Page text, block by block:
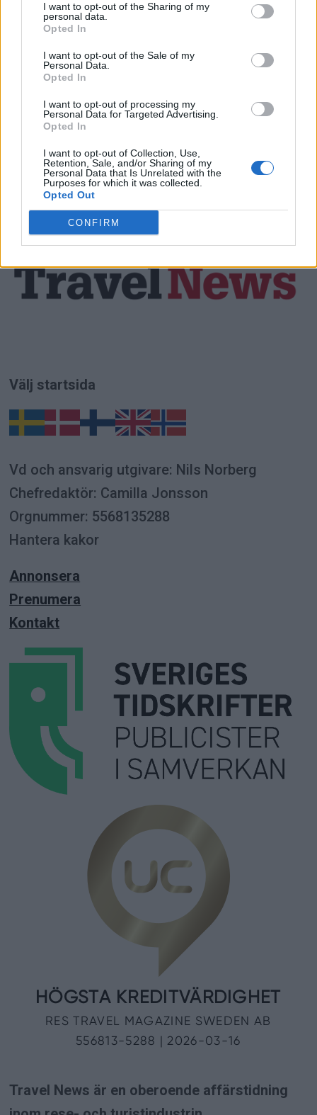
I want to opt-out of the Sharing of my
personal data.
Opted In
I want to opt-out of the Sale of my
Personal Data.
Opted In
I want to opt-out of processing my
Personal Data for Targeted Advertising.
Opted In
I want to opt-out of Collection, Use,
Retention, Sale, and/or Sharing of my
Personal Data that Is Unrelated with the
Purposes for which it was collected.
Opted Out
CONFIRM
RES Travel Magazine Sweden AB c/o Nils
Utges av RES Travel Magazine Sweden AB
Org nr: 556813-5288
Välj startsida
Vd och ansvarig utgivare: Nils Norberg
Chefredaktör: Camilla Jonsson
Orgnummer: 5568135288
Hantera kakor
Annonsera
Prenumera
Kontakt
Travel News är en oberoende affärstidning